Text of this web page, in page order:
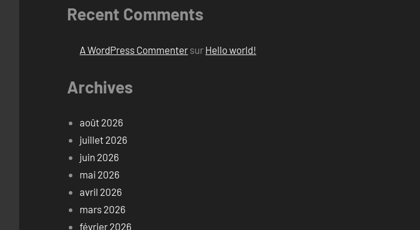
Recent Comments
A WordPress Commenter sur Hello world!
Archives
août 2026
juillet 2026
juin 2026
mai 2026
avril 2026
mars 2026
février 2026